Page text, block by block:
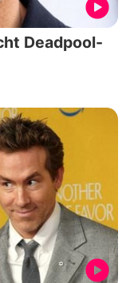
Deadpool-